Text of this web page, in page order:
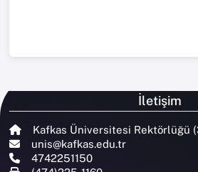
İletişim
Kafkas Üniversitesi Rektörlüğü
unis@kafkas.edu.tr
4742251150